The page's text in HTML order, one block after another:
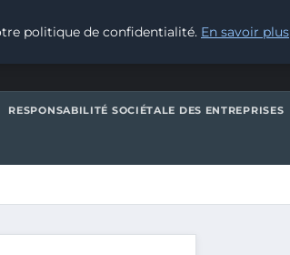
RESPONSABILITÉ SOCIÉTALE DES ENTREPRISES
politique de confidentialité. En savoir plus